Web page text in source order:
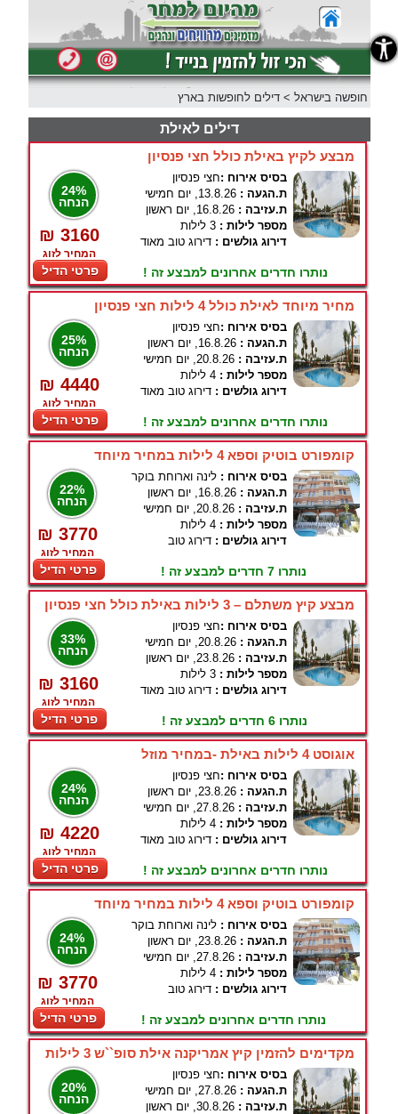
חופשה בישראל > דילים לחופשות בארץ
דילים לאילת
מבצע לקיץ באילת כולל חצי פנסיון
24%
הנחה
₪ 3160
המחיר לזוג
פרטי הדיל
בסיס אירוח :חצי פנסיון
ת.הגעה : 13.8.26, יום חמישי
ת.עזיבה : 16.8.26, יום ראשון
מספר לילות : 3 לילות
דירוג גולשים : דירוג טוב מאוד
נותרו חדרים אחרונים למבצע זה !
מחיר מיוחד לאילת כולל 4 לילות חצי פנסיון
25%
הנחה
₪ 4440
המחיר לזוג
פרטי הדיל
בסיס אירוח :חצי פנסיון
ת.הגעה : 16.8.26, יום ראשון
ת.עזיבה : 20.8.26, יום חמישי
מספר לילות : 4 לילות
דירוג גולשים : דירוג טוב מאוד
נותרו חדרים אחרונים למבצע זה !
קומפורט בוטיק וספא 4 לילות במחיר מיוחד
22%
הנחה
₪ 3770
המחיר לזוג
פרטי הדיל
בסיס אירוח : לינה וארוחת בוקר
ת.הגעה : 16.8.26, יום ראשון
ת.עזיבה : 20.8.26, יום חמישי
מספר לילות : 4 לילות
דירוג גולשים : דירוג טוב
נותרו 7 חדרים למבצע זה !
מבצע קיץ משתלם – 3 לילות באילת כולל חצי פנסיון
33%
הנחה
₪ 3160
המחיר לזוג
פרטי הדיל
בסיס אירוח :חצי פנסיון
ת.הגעה : 20.8.26, יום חמישי
ת.עזיבה : 23.8.26, יום ראשון
מספר לילות : 3 לילות
דירוג גולשים : דירוג טוב מאוד
נותרו 6 חדרים למבצע זה !
אוגוסט 4 לילות באילת -במחיר מוזל
24%
הנחה
₪ 4220
המחיר לזוג
פרטי הדיל
בסיס אירוח :חצי פנסיון
ת.הגעה : 23.8.26, יום ראשון
ת.עזיבה : 27.8.26, יום חמישי
מספר לילות : 4 לילות
דירוג גולשים : דירוג טוב מאוד
נותרו חדרים אחרונים למבצע זה !
קומפורט בוטיק וספא 4 לילות במחיר מיוחד
24%
הנחה
₪ 3770
המחיר לזוג
פרטי הדיל
בסיס אירוח : לינה וארוחת בוקר
ת.הגעה : 23.8.26, יום ראשון
ת.עזיבה : 27.8.26, יום חמישי
מספר לילות : 4 לילות
דירוג גולשים : דירוג טוב
נותרו חדרים אחרונים למבצע זה !
מקדימים להזמין קיץ אמריקנה אילת סופ``ש 3 לילות
20%
הנחה
בסיס אירוח :חצי פנסיון
ת.הגעה : 27.8.26, יום חמישי
ת.עזיבה : 30.8.26, יום ראשון
נגישות